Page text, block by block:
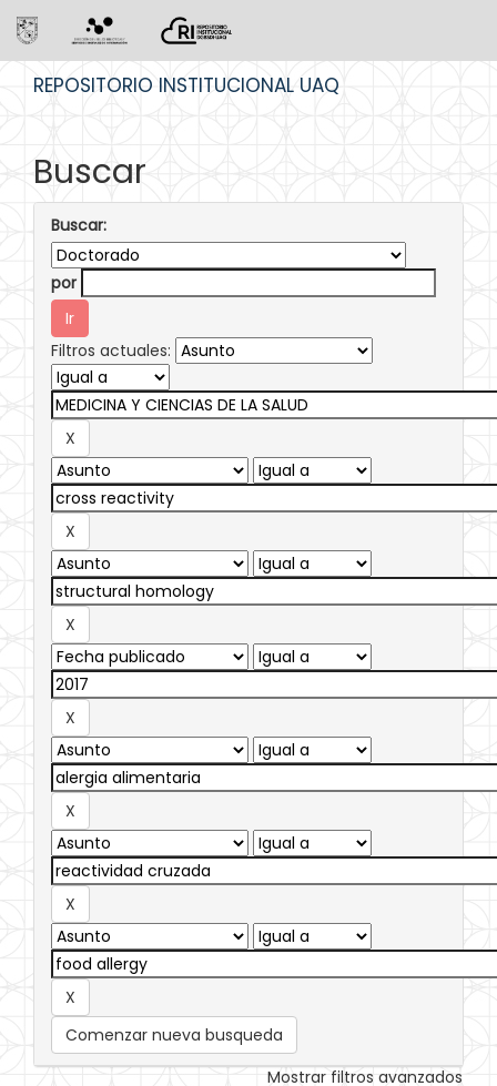
REPOSITORIO INSTITUCIONAL UAQ
Buscar
Buscar:
por
Filtros actuales:
Comenzar nueva busqueda
Mostrar filtros avanzados